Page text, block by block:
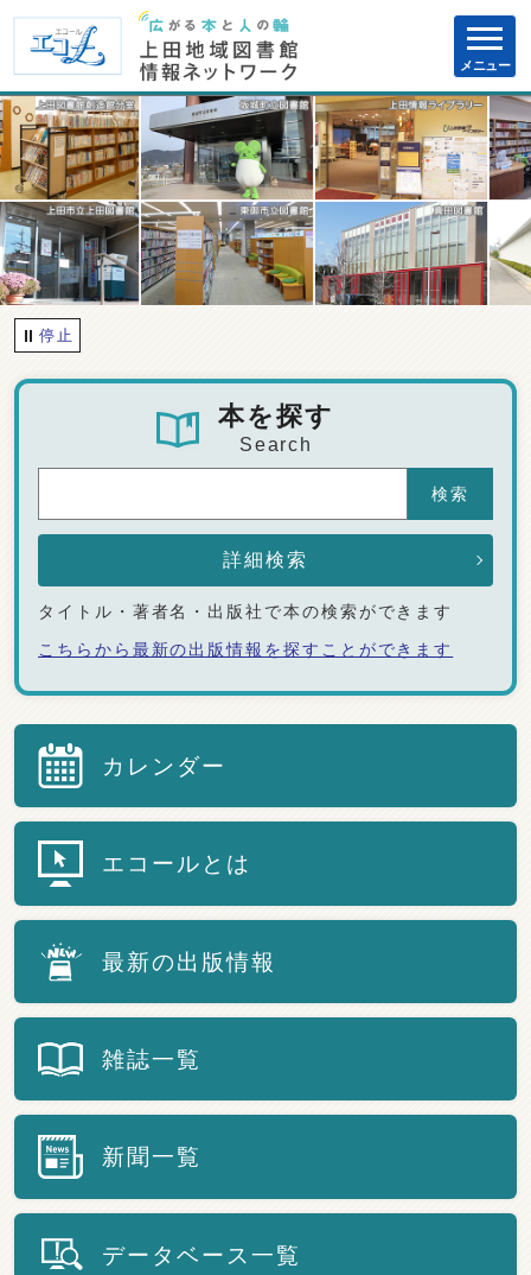
ページの先頭です
メニュー
ここから本文です
停止
本を探す
Search
検索
詳細検索
タイトル・著者名・出版社で本の検索ができます
こちらから最新の出版情報を探すことができます
カレンダー
エコールとは
最新の出版情報
雑誌一覧
新聞一覧
データベース一覧